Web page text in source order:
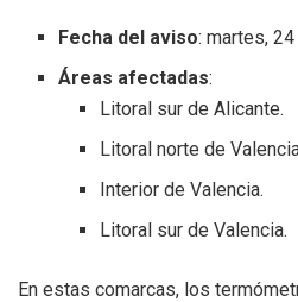
Fecha del aviso: martes,
Áreas afectadas:
Litoral sur de Alicante.
Litoral norte de
Interior de Valencia.
Litoral sur de Valencia.
En estas comarcas, los